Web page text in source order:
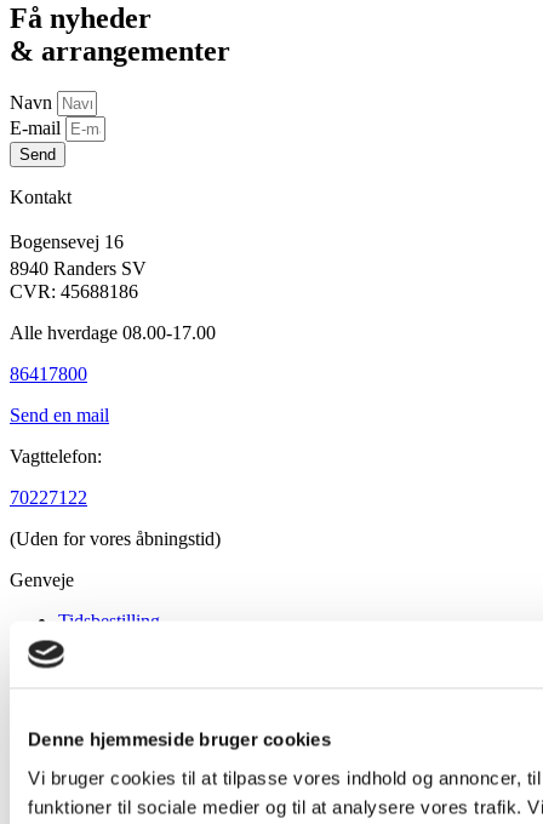
Denne hjemmeside bruger cookies
Vi bruger cookies til at tilpasse vores indhold og annoncer,
funktioner til sociale medier og til at analysere vores trafik.
Få nyheder
& arrangementer
Navn
E-mail
Send
Kontakt
Bogensevej 16
8940 Randers SV
CVR: 45688186
Alle hverdage 08.00-17.00
86417800
Send en mail
Vagttelefon:
70227122
(Uden for vores åbningstid)
Genveje
Tidsbestilling
Priser
Dyrlægevagt
Tidsbestilling
Priser
Dyrlægevagt
Behandlinger